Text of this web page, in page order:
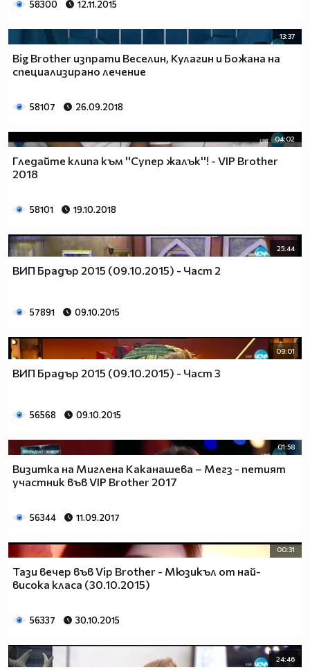
58300 12.11.2015
13:37
Big Brother изпрати Веселин, Кулагин и Божана на
специализирано лечение
58107 26.09.2018
04:02
Гледайте клипа към ''Супер жалък''! - VIP Brother
2018
58101 19.10.2018
25:44
ВИП Брадър 2015 (09.10.2015) - Част 2
57891 09.10.2015
09:01
ВИП Брадър 2015 (09.10.2015) - Част 3
56568 09.10.2015
01:58
Визитка на Миглена Каканашева – Мегз - петият
участник във VIP Brother 2017
56344 11.09.2017
00:31
Тази вечер във Vip Brother - Мюзикъл от най-
висока класа (30.10.2015)
56337 30.10.2015
24:46